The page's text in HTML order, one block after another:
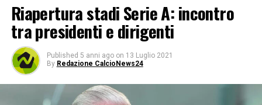
Riapertura stadi Serie A: incontro
tra presidenti e dirigenti
Published 5 anni ago on 13 Luglio 2021
By Redazione CalcioNews24